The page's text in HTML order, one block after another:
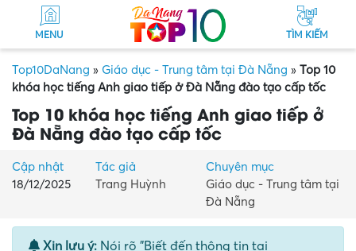
MENU TÌM KIẾM
Top10DaNang » Giáo dục - Trung tâm tại Đà Nẵng » Top 10
khóa học tiếng Anh giao tiếp ở Đà Nẵng đào tạo cấp tốc
Top 10 khóa học tiếng Anh giao tiếp ở
Đà Nẵng đào tạo cấp tốc
Cập nhật
18/12/2025
Tác giả
Trang Huỳnh
Chuyên mục
Giáo dục - Trung tâm tại
Đà Nẵng
Xin lưu ý: Nói rõ "Biết đến thông tin tại